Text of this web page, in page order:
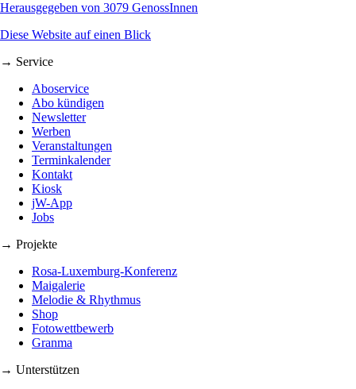
Herausgegeben von 3079 GenossInnen
Diese Website auf einen Blick
→ Service
Aboservice
Abo kündigen
Newsletter
Werben
Veranstaltungen
Terminkalender
Kontakt
Kiosk
jW-App
Jobs
→ Projekte
Rosa-Luxemburg-Konferenz
Maigalerie
Melodie & Rhythmus
Shop
Fotowettbewerb
Granma
→ Unterstützen